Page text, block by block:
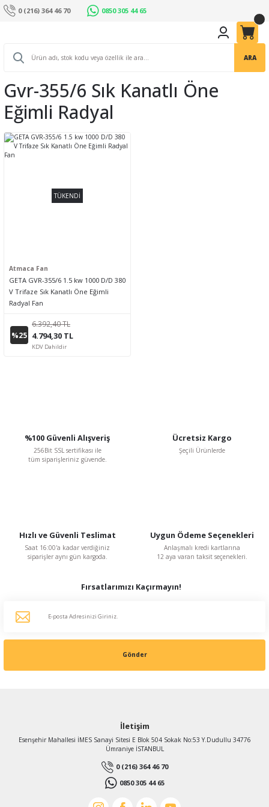
0 (216) 364 46 70 0850 305 44 65
ARA
Gvr-355/6 Sık Kanatlı Öne
Eğimli Radyal
TÜKENDİ
Atmaca Fan
GETA GVR-355/6 1.5 kw 1000 D/D 380
V Trifaze Sık Kanatlı Öne Eğimli
Radyal Fan
%25
6.392,40 TL
4.794,30 TL
KDV Dahildir
%100 Güvenli Alışveriş
256Bit SSL sertifikası ile
tüm siparişleriniz güvende.
Ücretsiz Kargo
Şeçili Ürünlerde
Hızlı ve Güvenli Teslimat
Saat 16:00'a kadar verdiğiniz
siparişler aynı gün kargoda.
Uygun Ödeme Seçenekleri
Anlaşmalı kredi kartlarına
12 aya varan taksit seçenekleri.
Fırsatlarımızı Kaçırmayın!
Gönder
İletişim
Esenşehir Mahallesi İMES Sanayi Sitesi E Blok 504 Sokak No:53 Y.Dudullu 34776
Ümraniye İSTANBUL
0 (216) 364 46 70
0850 305 44 65